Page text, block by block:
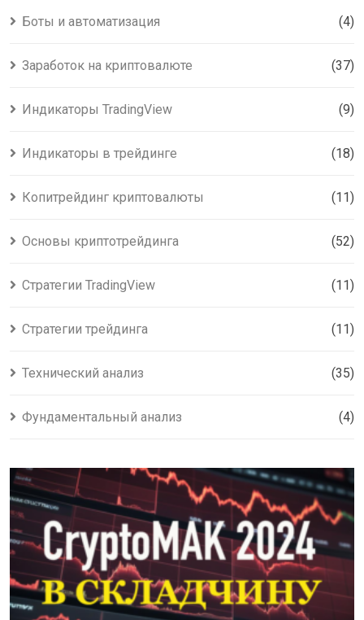
Боты и автоматизация (4)
Заработок на криптовалюте (37)
Индикаторы TradingView (9)
Индикаторы в трейдинге (18)
Копитрейдинг криптовалюты (11)
Основы криптотрейдинга (52)
Стратегии TradingView (11)
Стратегии трейдинга (11)
Технический анализ (35)
Фундаментальный анализ (4)